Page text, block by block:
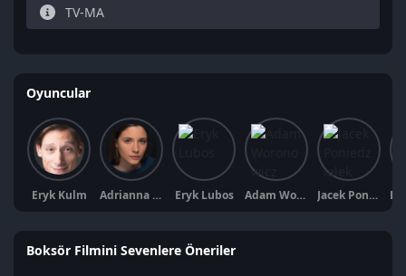
TV-MA
Oyuncular
Eryk Kulm Adrianna Chlebicka Eryk Lubos Adam Woronowicz Jacek Poniedziałek
Boksör Filmini Sevenlere Öneriler